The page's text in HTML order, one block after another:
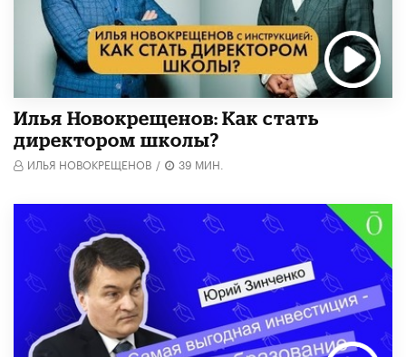
​Илья Новокрещенов: Как стать
директором школы?
ИЛЬЯ НОВОКРЕЩЕНОВ / 39 МИН.